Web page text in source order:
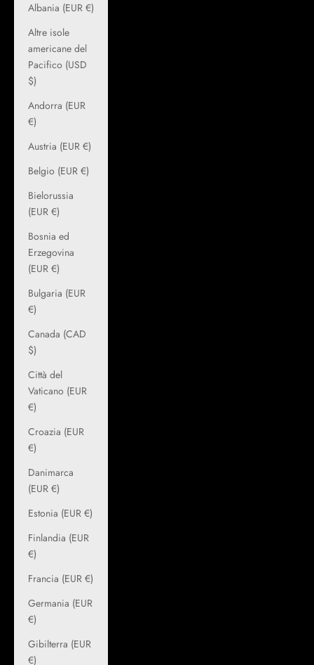
Albania (EUR €)
Altre isole
americane del
Pacifico (USD
$)
Andorra (EUR
€)
Austria (EUR €)
Belgio (EUR €)
Bielorussia
(EUR €)
Bosnia ed
Erzegovina
(EUR €)
Bulgaria (EUR
€)
Canada (CAD
$)
Città del
Vaticano (EUR
€)
Croazia (EUR
€)
Danimarca
(EUR €)
Estonia (EUR €)
Finlandia (EUR
€)
Francia (EUR €)
Germania (EUR
€)
Gibilterra (EUR
€)